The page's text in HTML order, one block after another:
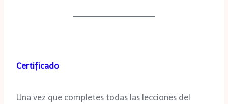
Certificado
Una vez que completes todas las lecciones del